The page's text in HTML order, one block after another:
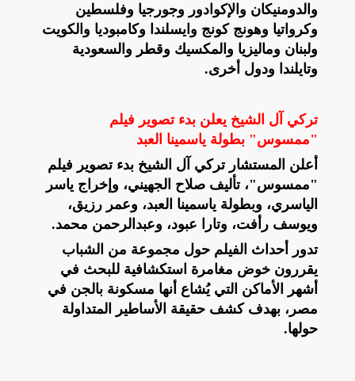
والدومنيكان والإكوادور وجورجيا وفلسطين
وكرواتيا وهونج كونج وايسلندا وكامبوديا والكويت
ولبنان وماليزيا والمكسيك وقطر والسعودية
وتايلندا ودول أخرى.
تركي آل الشيخ يعلن بدء تصوير فيلم
"ممسوس" بطولة ياسمينا العبد
أعلن المستشار تركي آل الشيخ بدء تصوير فيلم
"ممسوس"، تأليف صلاح الجهيني، وإخراج ياسر
الياسري، وبطولة ياسمينا العبد، وعمر رزيق،
ويوسف رأفت، وتارا عبود، وعبدالرحمن محمد.
تدور أحداث الفيلم حول مجموعة من الشباب
يقررون خوض مغامرة استكشافية للبحث في
أشهر الأماكن التي يُشاع أنها مسكونة بالجن في
مصر، بهدف كشف حقيقة الأساطير المتداولة
حولها.